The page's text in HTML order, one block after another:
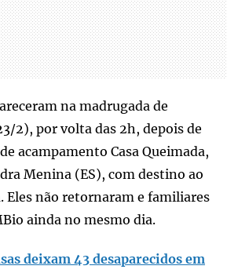
na madrugada de
2), por volta das 2h, depois de
acampamento Casa Queimada,
Menina (ES), com destino ao
Eles não retornaram e familiares
ainda no mesmo dia.
deixam 43 desaparecidos em